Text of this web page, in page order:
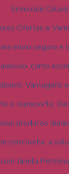
Envelope
Ofertas e
envio seguro e
como
Vantagens
o transporte.
produtos
com bolha: a
Janela